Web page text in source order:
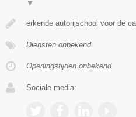
▼
erkende autorijschool voor de
Diensten onbekend
Openingstijden onbekend
Sociale media: